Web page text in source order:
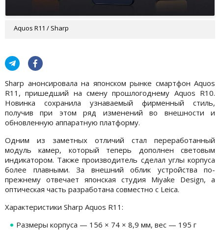
Aquos R11 / Sharp
Sharp анонсировала на японском рынке смартфон Aquos
R11, пришедший на смену прошлогоднему Aquos R10.
Новинка сохранила узнаваемый фирменный стиль,
получив при этом ряд изменений во внешности и
обновленную аппаратную платформу.
Одним из заметных отличий стал переработанный
модуль камер, который теперь дополнен световым
индикатором. Также производитель сделал углы корпуса
более плавными. За внешний облик устройства по-
прежнему отвечает японская студия Miyake Design, а
оптическая часть разработана совместно с Leica.
Характеристики Sharp Aquos R11:
Размеры корпуса — 156 × 74 × 8,9 мм, вес — 195 г